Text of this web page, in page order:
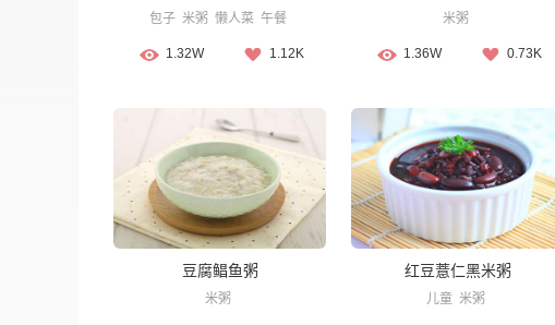
包子 米粥 懒人菜 午餐
1.32W 1.12K
米粥
1.36W 0.73K
豆腐鲳鱼粥
米粥
红豆薏仁黑米粥
儿童 米粥